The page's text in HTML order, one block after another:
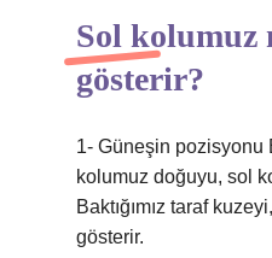
Sol kolumuz
gösterir?
1- Güneşin pozisyonu
kolumuz doğuyu, sol
Baktığımız taraf
gösterir.